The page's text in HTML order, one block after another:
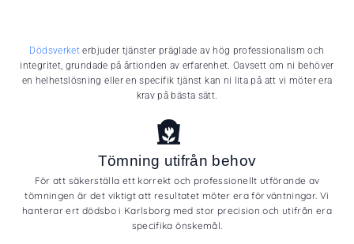
Dödsverket erbjuder tjänster präglade av hög professionalism och
integritet, grundade på årtionden av erfarenhet. Oavsett om ni behöver
en helhetslösning eller en specifik tjänst kan ni lita på att vi möter era
krav på bästa sätt.
Tömning utifrån behov
För att säkerställa ett korrekt och professionellt utförande av
tömningen är det viktigt att resultatet möter era förväntningar. Vi
hanterar ert dödsbo i Karlsborg med stor precision och utifrån era
specifika önskemål.